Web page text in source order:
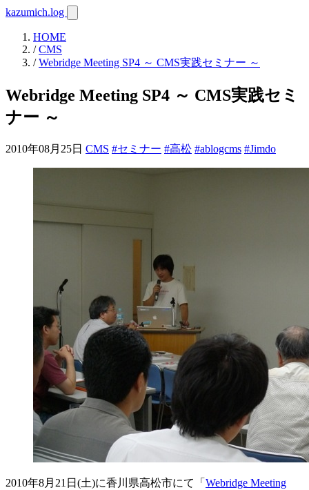
kazumich.log
HOME
/CMS
/Webridge Meeting SP4 ～ CMS実践セミナー ～
Webridge Meeting SP4 ～ CMS実践セミ
ナー ～
2010年08月25日 CMS #セミナー #高松 #ablogcms #Jimdo
2010年8月21日(土)に香川県高松市にて「 Webridge Meeting